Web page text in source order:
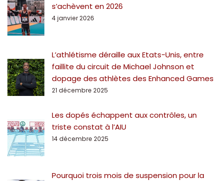
s’achèvent en 2026
4 janvier 2026
L’athlétisme déraille aux Etats-Unis, entre
faillite du circuit de Michael Johnson et
dopage des athlètes des Enhanced Games
21 décembre 2025
Les dopés échappent aux contrôles, un
triste constat à l’AIU
14 décembre 2025
Pourquoi trois mois de suspension pour la